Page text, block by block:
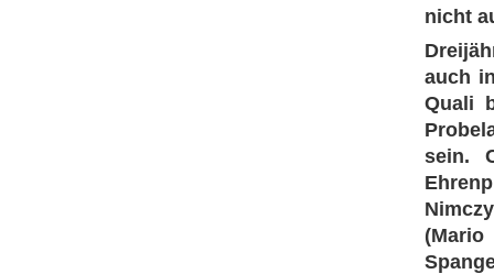
nicht
auch
Quali
sein.